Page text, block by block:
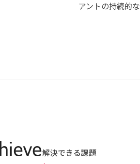
アントの持続的
解決できる課題